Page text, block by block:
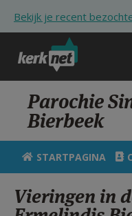
Bekijk je recent
KERK
ZOEKEN
Parochie
Bierbeek
STARTPAGINA
Vieringen in